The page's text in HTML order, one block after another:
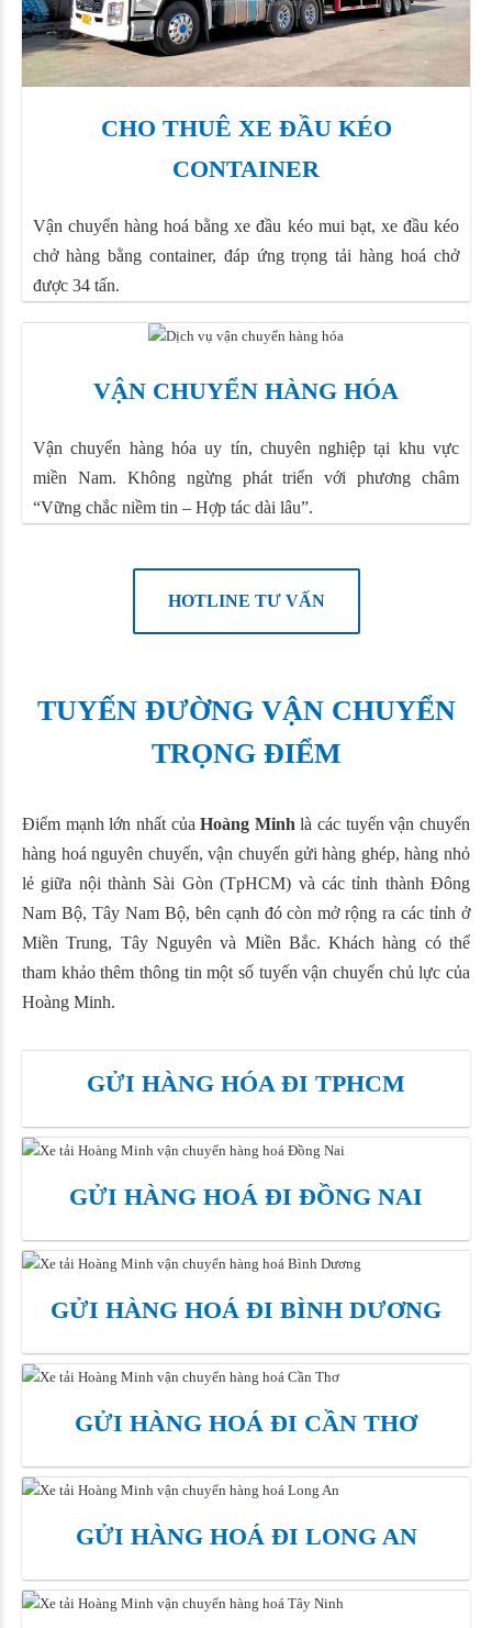
CHO THUÊ XE ĐẦU KÉO
CONTAINER
Vận chuyển hàng hoá bằng xe đầu kéo mui bạt, xe đầu kéo
chở hàng bằng container, đáp ứng trọng tải hàng hoá chở
được 34 tấn.
VẬN CHUYỂN HÀNG HÓA
Vận chuyển hàng hóa uy tín, chuyên nghiệp tại khu vực
miền Nam. Không ngừng phát triển với phương châm
“Vững chắc niềm tin – Hợp tác dài lâu”.
HOTLINE TƯ VẤN
TUYẾN ĐƯỜNG VẬN CHUYỂN
TRỌNG ĐIỂM
Điểm mạnh lớn nhất của Hoàng Minh là các tuyến vận chuyển
hàng hoá nguyên chuyến, vận chuyển gửi hàng ghép, hàng nhỏ
lẻ giữa nội thành Sài Gòn (TpHCM) và các tỉnh thành Đông
Nam Bộ, Tây Nam Bộ, bên cạnh đó còn mở rộng ra các tỉnh ở
Miền Trung, Tây Nguyên và Miền Bắc. Khách hàng có thể
tham khảo thêm thông tin một số tuyến vận chuyển chủ lực của
Hoàng Minh.
GỬI HÀNG HÓA ĐI TPHCM
GỬI HÀNG HOÁ ĐI ĐỒNG NAI
GỬI HÀNG HOÁ ĐI BÌNH DƯƠNG
GỬI HÀNG HOÁ ĐI CẦN THƠ
GỬI HÀNG HOÁ ĐI LONG AN